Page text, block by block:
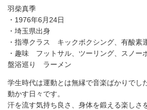
羽柴真季
・1976年6月24日
・埼玉県出身
・指導クラス キックボクシング、有酸素
・趣味 フットサル、ツーリング、スノー
盤浴巡り ラーメン
学生時代は運動とは無縁で音楽ばかりでし
動かす日々です。
汗を流す気持ち良さ、身体を鍛える楽しさ